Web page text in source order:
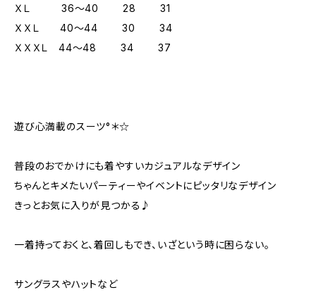
ＸＬ 36～40 28 31
ＸＸＬ 40～44 30 34
ＸＸＸＬ 44～48 34 37
遊び心満載のスーツ°＊☆
普段のおでかけにも着やすいカジュアルなデザイン
ちゃんとキメたいパーティーやイベントにピッタリなデザイン
きっとお気に入りが見つかる♪
一着持っておくと、着回しもでき、いざという時に困らない。
サングラスやハットなど